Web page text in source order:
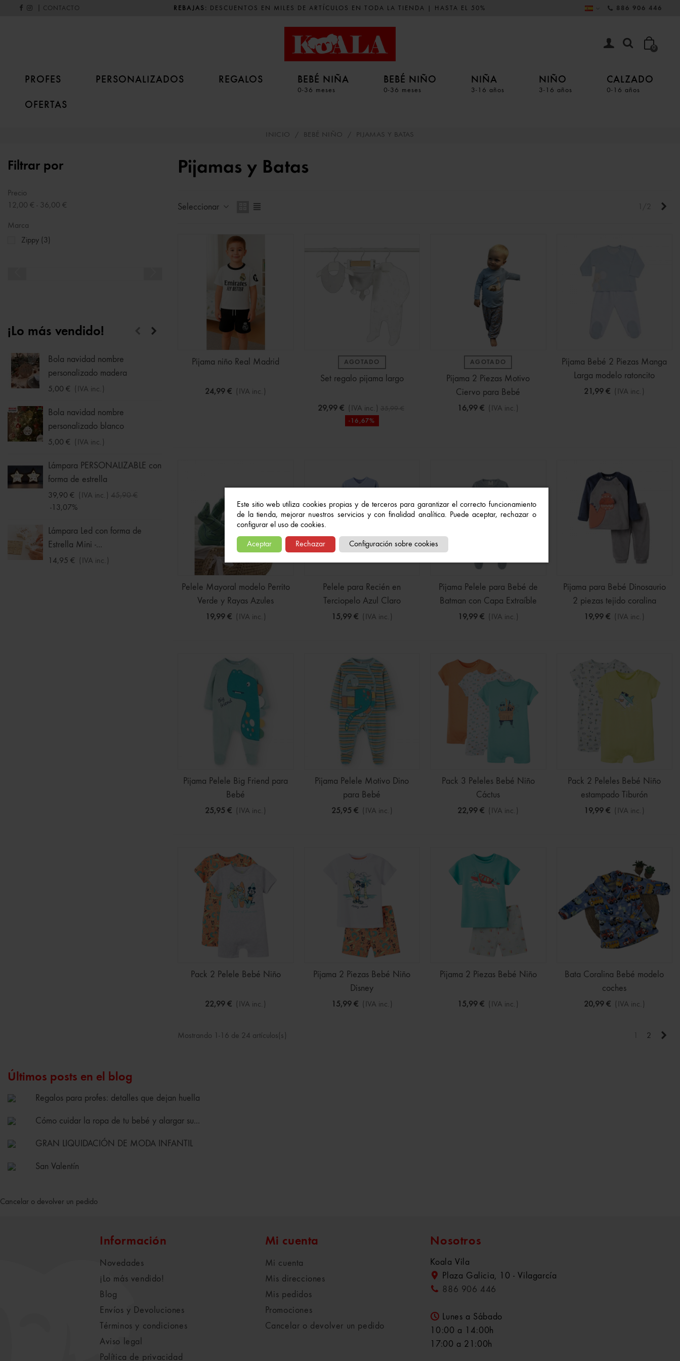
Este sitio web utiliza cookies propias y de terceros para garantizar el correcto funcionamiento
de la tienda, mejorar nuestros servicios y con finalidad analítica. Puede aceptar, rechazar o
configurar el uso de cookies.
Aceptar Rechazar Configuración sobre cookies
CONTACTO REBAJAS: DESCUENTOS EN MILES DE ARTÍCULOS EN TODA LA TIENDA | HASTA EL 50% 886 906 446
0
PROFES PERSONALIZADOS REGALOS BEBÉ NIÑA
0-36 meses
BEBÉ NIÑO
0-36 meses
NIÑA
3-16 años
NIÑO
3-16 años
CALZADO
0-16 años
OFERTAS
INICIO / BEBÉ NIÑO / PIJAMAS Y BATAS
Filtrar por
Precio
12,00 € - 36,00 €
Marca
Zippy
(3)
¡Lo más vendido!
Bola navidad nombre
personalizado madera
5,00 € (IVA inc.)
Bola navidad nombre
personalizado blanco
5,00 € (IVA inc.)
Lámpara PERSONALIZABLE con
forma de estrella
39,90 € (IVA inc.)
45,90 €
-13,07%
Lámpara Led con forma de
Estrella Mini -...
14,95 € (IVA inc.)
Calcetines Bluey Surtidos
Chaleco En Azul Marino Para
11,19 € (IVA inc.) 15,99 €
-30%
Pijamas y Batas
Seleccionar 1/2
Pijama niño Real Madrid
24,99 € (IVA inc.)
AGOTADO
Set regalo pijama largo
29,99 € (IVA inc.) 35,99 €
-16,67%
AGOTADO
Pijama 2 Piezas Motivo
Ciervo para Bebé
16,99 € (IVA inc.)
Pijama Bebé 2 Piezas Manga
Larga modelo ratoncito
21,99 € (IVA inc.)
Pelele Mayoral modelo Perrito
Verde y Rayas Azules
19,99 € (IVA inc.)
Pelele para Recién en
Terciopelo Azul Claro
15,99 € (IVA inc.)
Pijama Pelele para Bebé de
Batman con Capa Extraíble
19,99 € (IVA inc.)
Pijama para Bebé Dinosaurio
2 piezas tejido coralina
19,99 € (IVA inc.)
Pijama Pelele Big Friend para
Bebé
25,95 € (IVA inc.)
Pijama Pelele Motivo Dino
para Bebé
25,95 € (IVA inc.)
Pack 3 Peleles Bebé Niño
Cáctus
22,99 € (IVA inc.)
Pack 2 Peleles Bebé Niño
estampado Tiburón
19,99 € (IVA inc.)
Pack 2 Pelele Bebé Niño
22,99 € (IVA inc.)
Pijama 2 Piezas Bebé Niño
Disney
15,99 € (IVA inc.)
Pijama 2 Piezas Bebé Niño
15,99 € (IVA inc.)
Bata Coralina Bebé modelo
coches
20,99 € (IVA inc.)
Mostrando 1-16 de 24 artículos(s) 2
Últimos posts en el blog
Regalos para profes: detalles que dejan huella
Cómo cuidar la ropa de tu bebé y alargar su...
GRAN LIQUIDACIÓN DE MODA INFANTIL
San Valentín
Cancelar o devolver un pedido
Información
Novedades
¡Lo más vendido!
Blog
Envíos y Devoluciones
Términos y condiciones
Aviso legal
Política de privacidad
Mi cuenta
Mi cuenta
Mis direcciones
Mis pedidos
Promociones
Cancelar o devolver un pedido
Nosotros
Koala Vila
Plaza Galicia, 10 - Vilagarcía
886 906 446
Lunes a Sábado
10:00 a 14:00h
17:00 a 21:00h